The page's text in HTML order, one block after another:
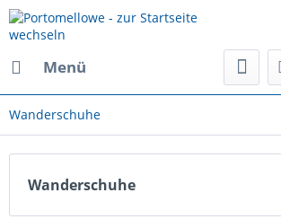
Menü
Wanderschuhe
Wanderschuhe